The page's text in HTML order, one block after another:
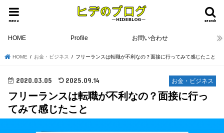
search
menu
HOME Profile お問い合わせ
HOME お金・ビジネス フリーランスは転職が不利なの？面接に行ってみて感じたこと
お金・ビジネス
2020.03.05 2025.09.14
フリーランスは転職が不利なの？面接に行っ
てみて感じたこと